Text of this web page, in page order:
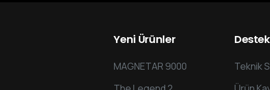
Yeni Ürünler
MAGNETAR 9000
Destek
Teknik